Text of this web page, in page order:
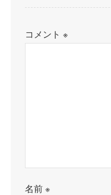
コメント※
名前※